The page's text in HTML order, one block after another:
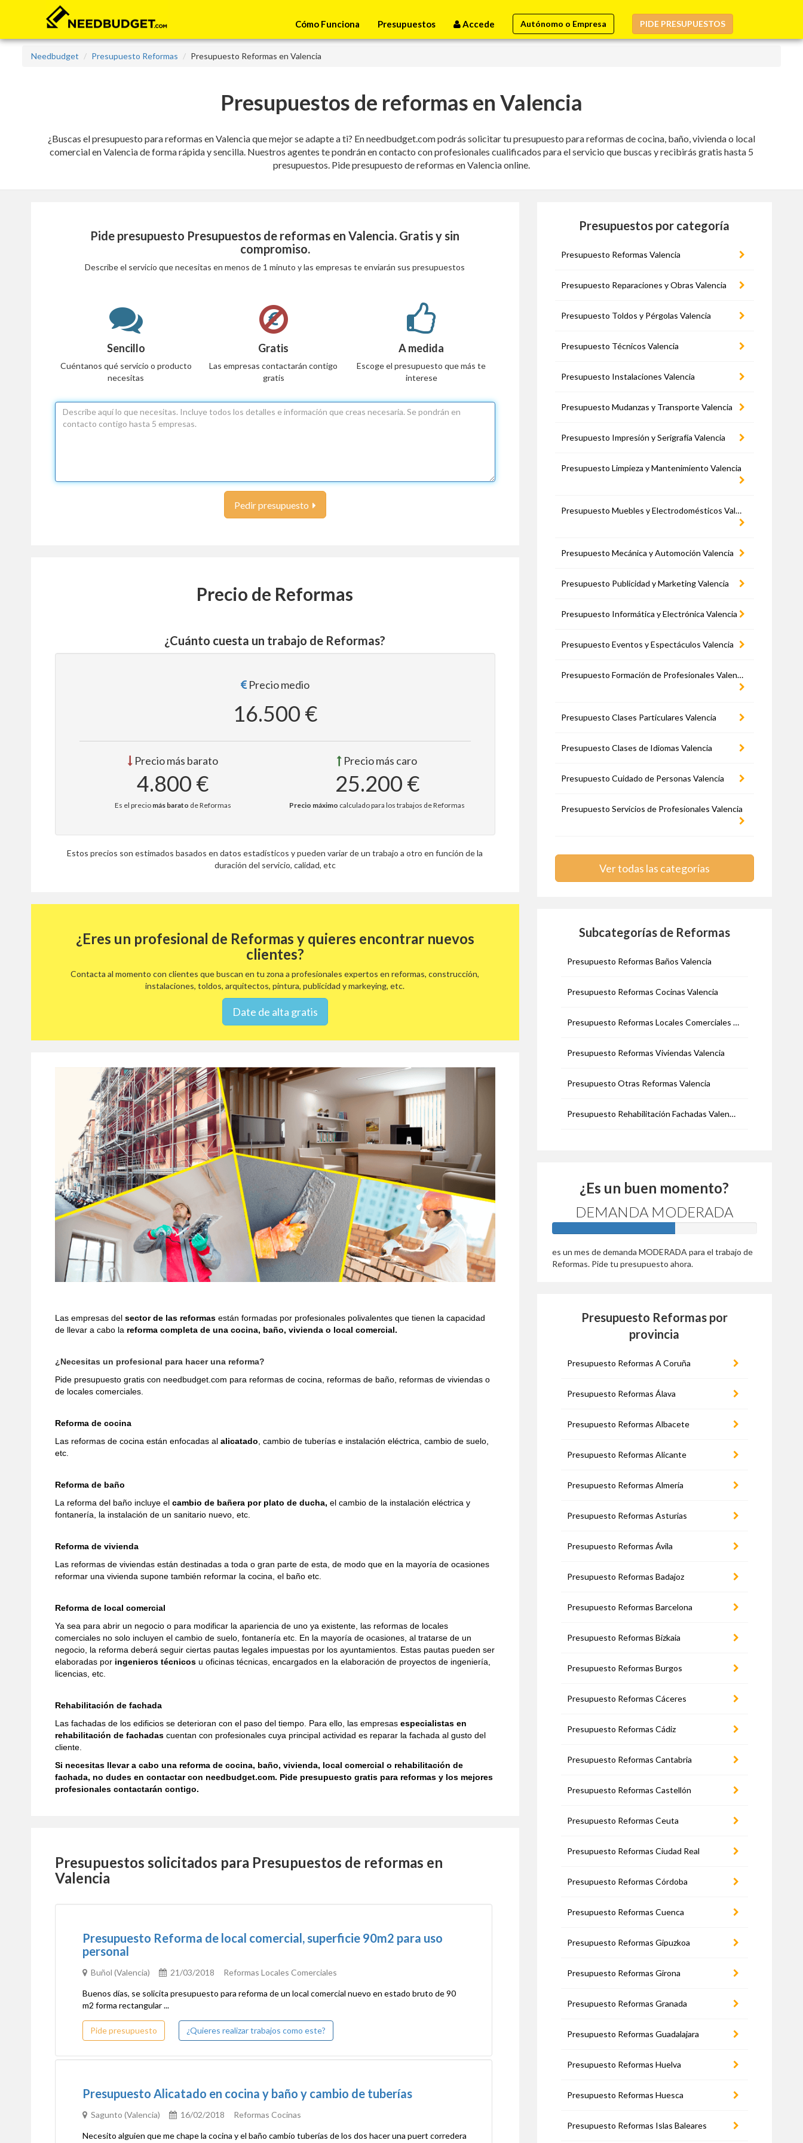
Cómo Funciona Presupuestos Accede Autónomo o Empresa PIDE PRESUPUESTOS
Needbudget Presupuesto Reformas Presupuesto Reformas en Valencia
Presupuestos de reformas en Valencia
¿Buscas el presupuesto para reformas en Valencia que mejor se adapte a ti? En needbudget.com podrás solicitar tu presupuesto para reformas de cocina, baño, vivienda o local
comercial en Valencia de forma rápida y sencilla. Nuestros agentes te pondrán en contacto con profesionales cualificados para el servicio que buscas y recibirás gratis hasta 5
presupuestos. Pide presupuesto de reformas en Valencia online.
Pide presupuesto Presupuestos de reformas en Valencia. Gratis y sin
compromiso.
Describe el servicio que necesitas en menos de 1 minuto y las empresas te enviarán sus presupuestos
Sencillo
Cuéntanos qué servicio o producto
necesitas
Gratis
Las empresas contactarán contigo
gratis
A medida
Escoge el presupuesto que más te
interese
Pedir presupuesto
Precio de Reformas
¿Cuánto cuesta un trabajo de Reformas?
Precio medio
16.500 €
Precio más barato
4.800 €
Es el precio más barato de Reformas
Precio más caro
25.200 €
Precio máximo calculado para los trabajos de Reformas
Estos precios son estimados basados en datos estadísticos y pueden variar de un trabajo a otro en función de la
duración del servicio, calidad, etc
¿Eres un profesional de Reformas y quieres encontrar nuevos
clientes?
Contacta al momento con clientes que buscan en tu zona a profesionales expertos en reformas, construcción,
instalaciones, toldos, arquitectos, pintura, publicidad y markeying, etc.
Date de alta gratis
Las empresas del sector de las reformas están formadas por profesionales polivalentes que tienen la capacidad
de llevar a cabo la reforma completa de una cocina, baño, vivienda o local comercial.
¿Necesitas un profesional para hacer una reforma?
Pide presupuesto gratis con needbudget.com para reformas de cocina, reformas de baño, reformas de viviendas o
de locales comerciales.
Reforma de cocina
Las reformas de cocina están enfocadas al alicatado, cambio de tuberías e instalación eléctrica, cambio de suelo,
etc.
Reforma de baño
La reforma del baño incluye el cambio de bañera por plato de ducha, el cambio de la instalación eléctrica y
fontanería, la instalación de un sanitario nuevo, etc.
Reforma de vivienda
Las reformas de viviendas están destinadas a toda o gran parte de esta, de modo que en la mayoría de ocasiones
reformar una vivienda supone también reformar la cocina, el baño etc.
Reforma de local comercial
Ya sea para abrir un negocio o para modificar la apariencia de uno ya existente, las reformas de locales
comerciales no solo incluyen el cambio de suelo, fontanería etc. En la mayoría de ocasiones, al tratarse de un
negocio, la reforma deberá seguir ciertas pautas legales impuestas por los ayuntamientos. Estas pautas pueden ser
elaboradas por ingenieros técnicos u oficinas técnicas, encargados en la elaboración de proyectos de ingeniería,
licencias, etc.
Rehabilitación de fachada
Las fachadas de los edificios se deterioran con el paso del tiempo. Para ello, las empresas especialistas en
rehabilitación de fachadas cuentan con profesionales cuya principal actividad es reparar la fachada al gusto del
cliente.
Si necesitas llevar a cabo una reforma de cocina, baño, vivienda, local comercial o rehabilitación de
fachada, no dudes en contactar con needbudget.com. Pide presupuesto gratis para reformas y los mejores
profesionales contactarán contigo.
Presupuestos solicitados para Presupuestos de reformas en
Valencia
Presupuesto Reforma de local comercial, superficie 90m2 para uso
personal
Buñol (Valencia) 21/03/2018 Reformas Locales Comerciales
Buenos días, se solicita presupuesto para reforma de un local comercial nuevo en estado bruto de 90
m2 forma rectangular ...
Pide presupuesto ¿Quieres realizar trabajos como este?
Presupuesto Alicatado en cocina y baño y cambio de tuberías
Sagunto (Valencia) 16/02/2018 Reformas Cocinas
Necesito alguien que me chape la cocina y el baño cambio tuberías de los dos hacer una puert corredera
Presupuestos por categoría
Presupuesto Reformas Valencia
Presupuesto Reparaciones y Obras Valencia
Presupuesto Toldos y Pérgolas Valencia
Presupuesto Técnicos Valencia
Presupuesto Instalaciones Valencia
Presupuesto Mudanzas y Transporte Valencia
Presupuesto Impresión y Serigrafía Valencia
Presupuesto Limpieza y Mantenimiento Valencia
Presupuesto Muebles y Electrodomésticos Valencia
Presupuesto Mecánica y Automoción Valencia
Presupuesto Publicidad y Marketing Valencia
Presupuesto Informática y Electrónica Valencia
Presupuesto Eventos y Espectáculos Valencia
Presupuesto Formación de Profesionales Valencia
Presupuesto Clases Particulares Valencia
Presupuesto Clases de Idiomas Valencia
Presupuesto Cuidado de Personas Valencia
Presupuesto Servicios de Profesionales Valencia
Ver todas las categorías
Subcategorías de Reformas
Presupuesto Reformas Baños Valencia
Presupuesto Reformas Cocinas Valencia
Presupuesto Reformas Locales Comerciales Valencia
Presupuesto Reformas Viviendas Valencia
Presupuesto Otras Reformas Valencia
Presupuesto Rehabilitación Fachadas Valencia
¿Es un buen momento?
DEMANDA MODERADA
es un mes de demanda MODERADA para el trabajo de
Reformas. Pide tu presupuesto ahora.
Presupuesto Reformas por
provincia
Presupuesto Reformas A Coruña
Presupuesto Reformas Álava
Presupuesto Reformas Albacete
Presupuesto Reformas Alicante
Presupuesto Reformas Almería
Presupuesto Reformas Asturias
Presupuesto Reformas Ávila
Presupuesto Reformas Badajoz
Presupuesto Reformas Barcelona
Presupuesto Reformas Bizkaia
Presupuesto Reformas Burgos
Presupuesto Reformas Cáceres
Presupuesto Reformas Cádiz
Presupuesto Reformas Cantabria
Presupuesto Reformas Castellón
Presupuesto Reformas Ceuta
Presupuesto Reformas Ciudad Real
Presupuesto Reformas Córdoba
Presupuesto Reformas Cuenca
Presupuesto Reformas Gipuzkoa
Presupuesto Reformas Girona
Presupuesto Reformas Granada
Presupuesto Reformas Guadalajara
Presupuesto Reformas Huelva
Presupuesto Reformas Huesca
Presupuesto Reformas Islas Baleares